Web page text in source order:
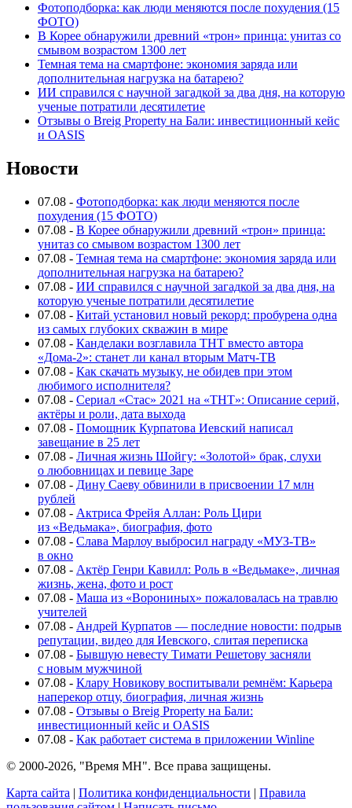
Фотоподборка: как люди меняются после похудения (15
ФОТО)
В Корее обнаружили древний «трон» принца: унитаз со
смывом возрастом 1300 лет
Темная тема на смартфоне: экономия заряда или
дополнительная нагрузка на батарею?
ИИ справился с научной загадкой за два дня, на которую
ученые потратили десятилетие
Отзывы о Breig Property на Бали: инвестиционный кейс
и OASIS
Новости
07.08 - Фотоподборка: как люди меняются после
похудения (15 ФОТО)
07.08 - В Корее обнаружили древний «трон» принца:
унитаз со смывом возрастом 1300 лет
07.08 - Темная тема на смартфоне: экономия заряда или
дополнительная нагрузка на батарею?
07.08 - ИИ справился с научной загадкой за два дня, на
которую ученые потратили десятилетие
07.08 - Китай установил новый рекорд: пробурена одна
из самых глубоких скважин в мире
07.08 - Канделаки возглавила ТНТ вместо автора
«Дома-2»: станет ли канал вторым Матч-ТВ
07.08 - Как скачать музыку, не обидев при этом
любимого исполнителя?
07.08 - Сериал «Стас» 2021 на «ТНТ»: Описание серий,
актёры и роли, дата выхода
07.08 - Помощник Курпатова Иевский написал
завещание в 25 лет
07.08 - Личная жизнь Шойгу: «Золотой» брак, слухи
о любовницах и певице Заре
07.08 - Дину Саеву обвинили в присвоении 17 млн
рублей
07.08 - Актриса Фрейя Аллан: Роль Цири
из «Ведьмака», биография, фото
07.08 - Слава Марлоу выбросил награду «МУЗ-ТВ»
в окно
07.08 - Актёр Генри Кавилл: Роль в «Ведьмаке», личная
жизнь, жена, фото и рост
07.08 - Маша из «Ворониных» пожаловалась на травлю
учителей
07.08 - Андрей Курпатов — последние новости: подрыв
репутации, видео для Иевского, слитая переписка
07.08 - Бывшую невесту Тимати Решетову засняли
с новым мужчиной
07.08 - Клару Новикову воспитывали ремнём: Карьера
наперекор отцу, биография, личная жизнь
07.08 - Отзывы о Breig Property на Бали:
инвестиционный кейс и OASIS
07.08 - Как работает система в приложении Winline
© 2000-2026, "Время МН". Все права защищены.
Карта сайта | Политика конфиденциальности | Правила